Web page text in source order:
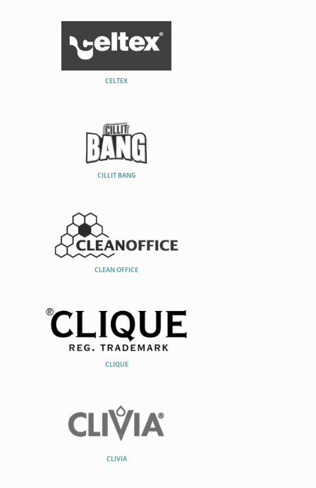
CELTEX
CILLIT BANG
CLEAN OFFICE
CLIQUE
CLIVIA